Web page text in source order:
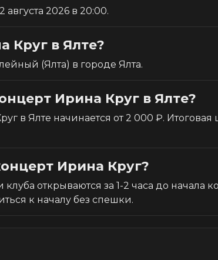
2026 в 20:00.
Круг в Ялте?
(Ялта) в городе Ялта.
Ирина Круг в Ялте?
в Ялте начинается от 2 000 ₽. Итоговая
Ирина Круг?
открываются за 1-2 часа до начала
к началу без спешки.